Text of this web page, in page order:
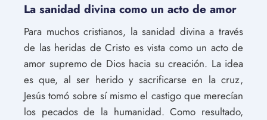
La sanidad divina como un acto de amor
Para muchos cristianos, la sanidad divina a través
de las heridas de Cristo es vista como un acto de
amor supremo de Dios hacia su creación. La idea
es que, al ser herido y sacrificarse en la cruz,
Jesús tomó sobre sí mismo el castigo que merecían
los pecados de la humanidad. Como resultado,